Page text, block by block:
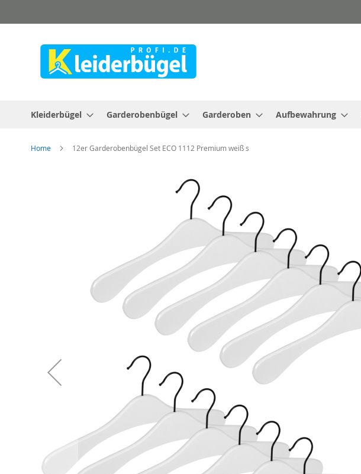
zum
Kleiderbügel Garderobenbügel Garderoben Aufbewahrung
Home 12er Garderobenbügel Set ECO 1112 Premium weiß s